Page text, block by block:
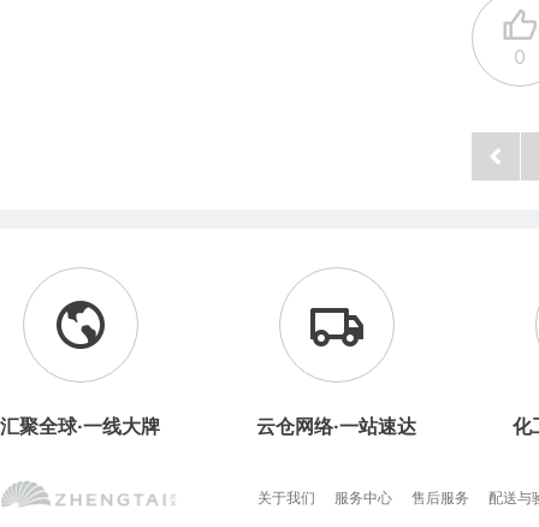
0
汇聚全球·一线大牌 云仓网络·一站速达 化
关于我们 服务中心 售后服务 配送与